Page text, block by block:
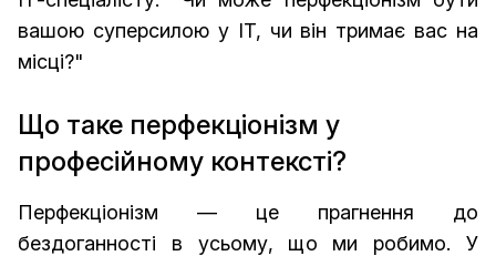
вашою суперсилою у IT, чи він тримає вас на
місці?"
Що таке перфекціонізм у
професійному контексті?
Перфекціонізм — це прагнення до
бездоганності в усьому, що ми робимо. У